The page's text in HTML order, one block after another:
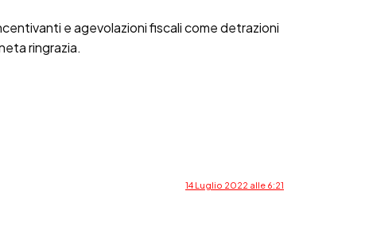
e agevolazioni fiscali come detrazioni
ringrazia.
14 Luglio 2022 alle 6:21